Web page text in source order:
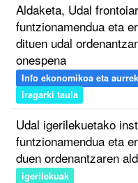
Aldaketa, Udal
funtzionamendua eta
dituen udal
onespena
Info ekonomikoa eta
iragarki taula
Udal igerilekuetako
funtzionamendua eta
duen ordenantzaren
igerilekuak